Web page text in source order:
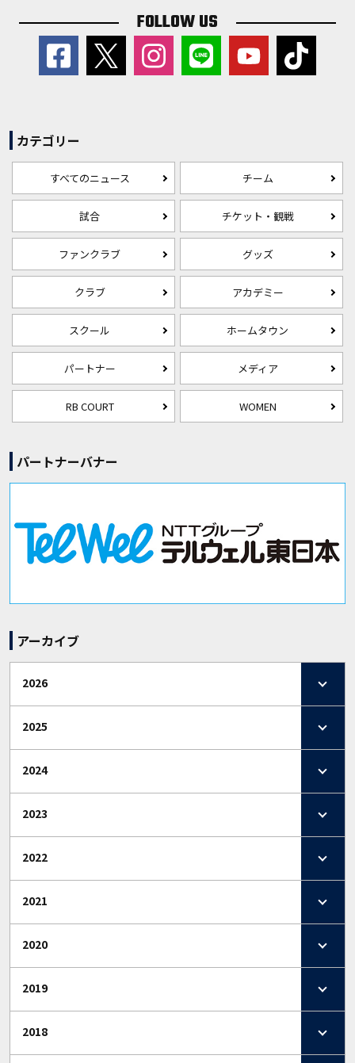
FOLLOW US
カテゴリー
すべてのニュース チーム
試合 チケット・観戦
ファンクラブ グッズ
クラブ アカデミー
スクール ホームタウン
パートナー メディア
RB COURT WOMEN
パートナーバナー
アーカイブ
2026
2025
2024
2023
2022
2021
2020
2019
2018